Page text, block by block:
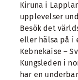
Kiruna i
upplevelser
Besök det
eller hälsa på i
Kebnekaise –
Kungsleden i
har en